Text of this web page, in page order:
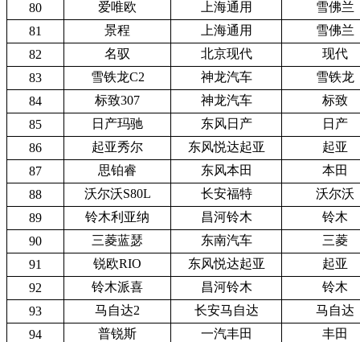
80
爱唯欧 上海通用
雪佛兰
81
景程 上海通用
雪佛兰
82
名驭 北京现代
现代
83
雪铁龙C2 神龙汽车
雪铁龙
84
标致307 神龙汽车
标致
85
日产玛驰 东风日产
日产
86
起亚秀尔 东风悦达起亚
起亚
87
思铂睿 东风本田
本田
88
沃尔沃S80L 长安福特
沃尔沃
89
铃木利亚纳 昌河铃木
铃木
90
三菱蓝瑟 东南汽车
三菱
91
锐欧RIO 东风悦达起亚
起亚
92
铃木派喜 昌河铃木
铃木
93
马自达2 长安马自达
马自达
94
普锐斯 一汽丰田
丰田